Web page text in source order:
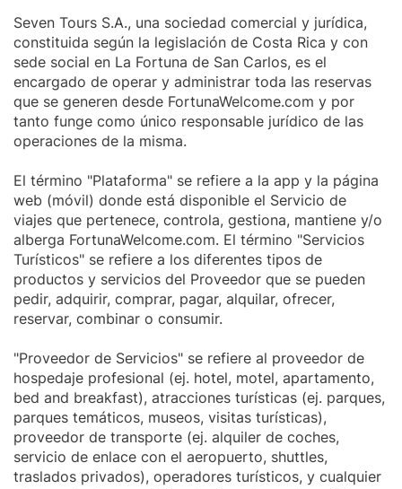
Seven Tours S.A., una sociedad comercial y jurídica,
constituida según la legislación de Costa Rica y con
sede social en La Fortuna de San Carlos, es el
encargado de operar y administrar toda las reservas
que se generen desde FortunaWelcome.com y por
tanto funge como único responsable jurídico de las
operaciones de la misma.
El término "Plataforma" se refiere a la app y la página
web (móvil) donde está disponible el Servicio de
viajes que pertenece, controla, gestiona, mantiene y/o
alberga FortunaWelcome.com. El término "Servicios
Turísticos" se refiere a los diferentes tipos de
productos y servicios del Proveedor que se pueden
pedir, adquirir, comprar, pagar, alquilar, ofrecer,
reservar, combinar o consumir.
"Proveedor de Servicios" se refiere al proveedor de
hospedaje profesional (ej. hotel, motel, apartamento,
bed and breakfast), atracciones turísticas (ej. parques,
parques temáticos, museos, visitas turísticas),
proveedor de transporte (ej. alquiler de coches,
servicio de enlace con el aeropuerto, shuttles,
traslados privados), operadores turísticos, y cualquier